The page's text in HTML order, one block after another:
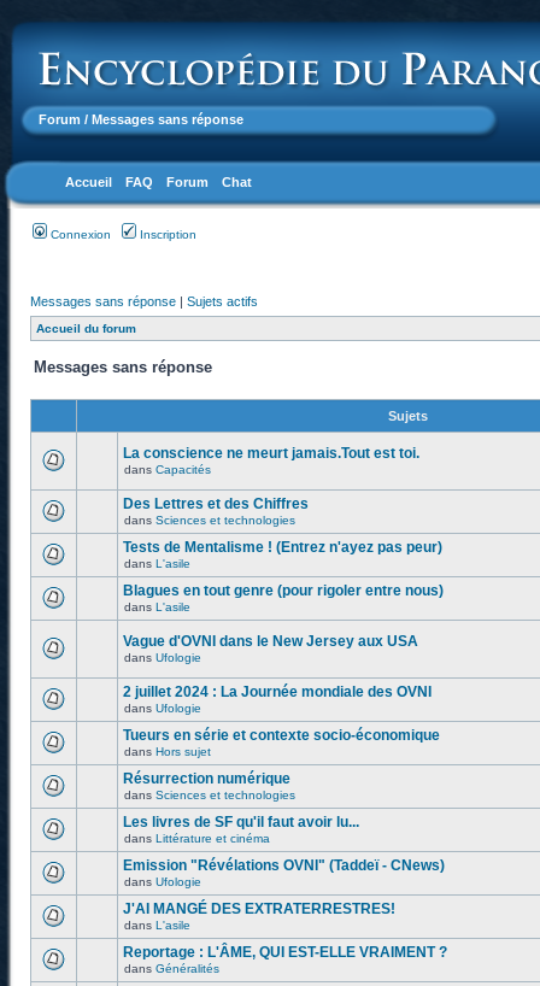
Forum / Messages sans réponse
Accueil FAQ Forum Chat
Connexion Inscription
Messages sans réponse | Sujets actifs
Accueil du forum
Messages sans réponse
Sujets
La conscience ne meurt jamais.Tout est toi.
dans Capacités
Des Lettres et des Chiffres
dans Sciences et technologies
Tests de Mentalisme ! (Entrez n'ayez pas peur)
dans L'asile
Blagues en tout genre (pour rigoler entre nous)
dans L'asile
Vague d'OVNI dans le New Jersey aux USA
dans Ufologie
2 juillet 2024 : La Journée mondiale des OVNI
dans Ufologie
Tueurs en série et contexte socio-économique
dans Hors sujet
Résurrection numérique
dans Sciences et technologies
Les livres de SF qu'il faut avoir lu...
dans Littérature et cinéma
Emission "Révélations OVNI" (Taddeï - CNews)
dans Ufologie
J'AI MANGÉ DES EXTRATERRESTRES!
dans L'asile
Reportage : L'ÂME, QUI EST-ELLE VRAIMENT ?
dans Généralités